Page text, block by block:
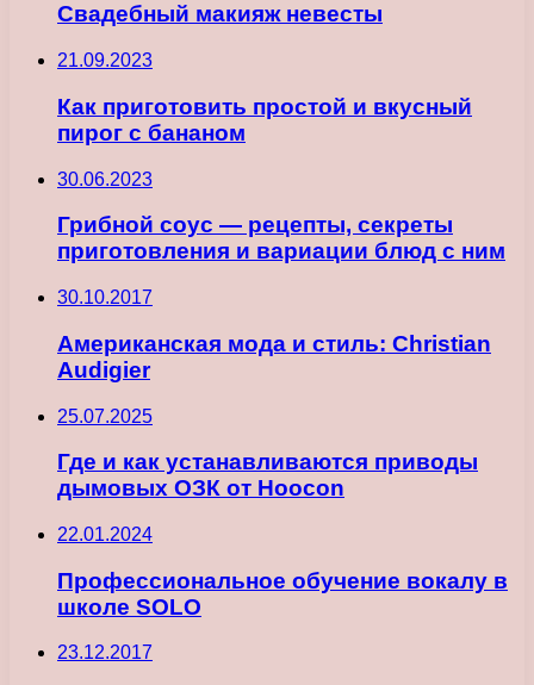
Свадебный макияж невесты
21.09.2023
Как приготовить простой и вкусный
пирог с бананом
30.06.2023
Грибной соус — рецепты, секреты
приготовления и вариации блюд с ним
30.10.2017
Американская мода и стиль: Christian
Audigier
25.07.2025
Где и как устанавливаются приводы
дымовых ОЗК от Hoocon
22.01.2024
Профессиональное обучение вокалу в
школе SOLO
23.12.2017